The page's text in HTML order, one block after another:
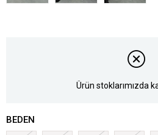
Ürün stoklarımızda
BEDEN